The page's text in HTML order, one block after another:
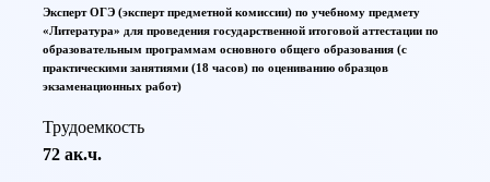
Эксперт ОГЭ (эксперт предметной комиссии) по учебному предмету
«Литература» для проведения государственной итоговой аттестации по
образовательным программам основного общего образования (с
практическими занятиями (18 часов) по оцениванию образцов
экзаменационных работ)
Трудоемкость
72 ак.ч.